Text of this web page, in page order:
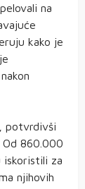
na
kako je
potvrdivši
Od 860.000
iskoristili za
njihovih